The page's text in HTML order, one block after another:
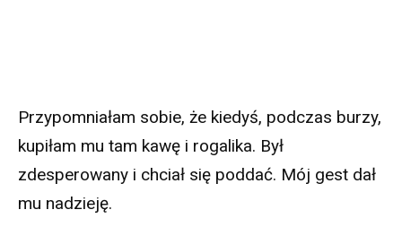
Przypomniałam sobie, że kiedyś, podczas burzy,
kupiłam mu tam kawę i rogalika. Był
zdesperowany i chciał się poddać. Mój gest dał
mu nadzieję.